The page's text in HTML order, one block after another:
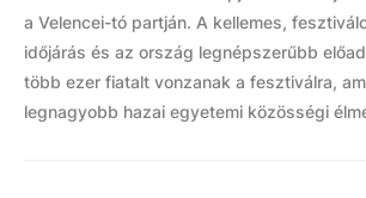
a Velencei-tó partján. A kellemes,
időjárás és az ország legnépszerűbb
több ezer fiatalt vonzanak a fesztiválra,
legnagyobb hazai egyetemi közösségi